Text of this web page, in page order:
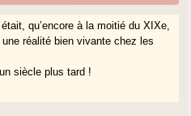
qu’encore à la moitié du XIXe,
réalité bien vivante chez les
siècle plus tard !